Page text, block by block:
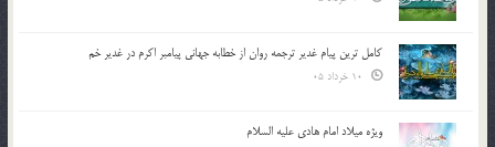
کامل ترین پیام غدیر ترجمه روان از خطابه جهانی پیامبر اکرم در غدیر خم
ویژه میلاد امام هادی علیه السلام